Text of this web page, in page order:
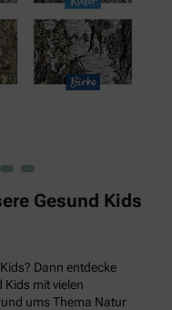
Gesund Kids
Dann entdecke
mit vielen
ums Thema Natur